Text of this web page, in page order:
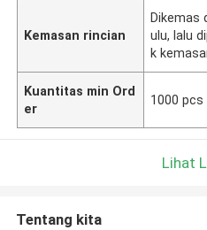
Kemasan rincian
Dikemas
ulu, lalu
k
Kuantitas min Ord
er
1000 pcs
Lihat
Tentang kita